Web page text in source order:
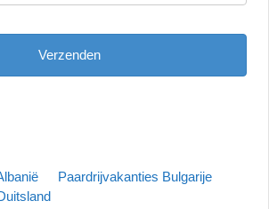
Paardrijvakanties Bulgarije